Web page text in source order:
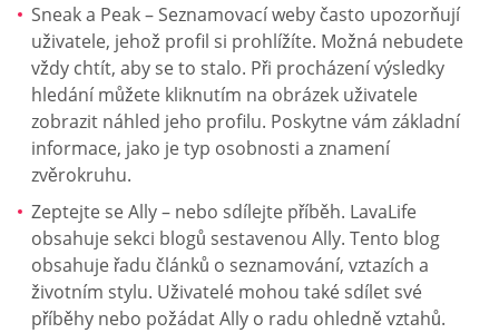
Sneak a Peak – Seznamovací weby často upozorňují
uživatele, jehož profil si prohlížíte. Možná nebudete
vždy chtít, aby se to stalo. Při procházení výsledky
hledání můžete kliknutím na obrázek uživatele
zobrazit náhled jeho profilu. Poskytne vám základní
informace, jako je typ osobnosti a znamení
zvěrokruhu.
Zeptejte se Ally – nebo sdílejte příběh. LavaLife
obsahuje sekci blogů sestavenou Ally. Tento blog
obsahuje řadu článků o seznamování, vztazích a
životním stylu. Uživatelé mohou také sdílet své
příběhy nebo požádat Ally o radu ohledně vztahů.